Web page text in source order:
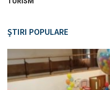
ŞTIRI POPULARE